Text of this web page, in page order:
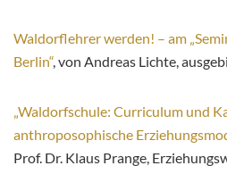
Waldorflehrer werden! – am
Berlin“, von Andreas Lichte,
„Waldorfschule: Curriculum und
anthroposophische
Prof. Dr. Klaus Prange,